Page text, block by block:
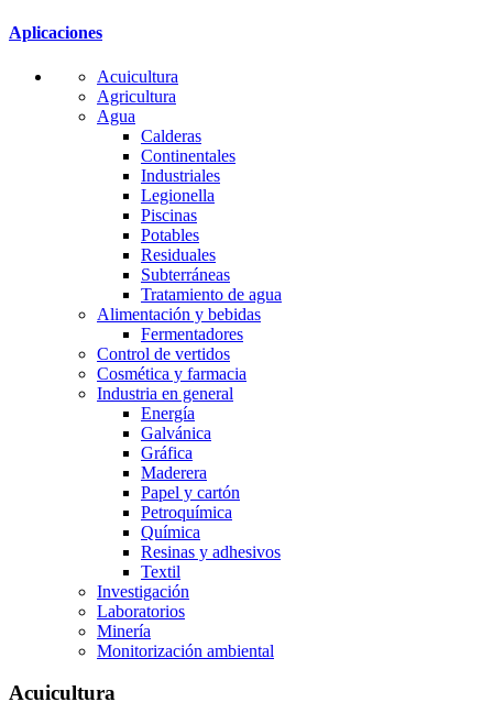
Aplicaciones
Acuicultura
Agricultura
Agua
Calderas
Continentales
Industriales
Legionella
Piscinas
Potables
Residuales
Subterráneas
Tratamiento de agua
Alimentación y bebidas
Fermentadores
Control de vertidos
Cosmética y farmacia
Industria en general
Energía
Galvánica
Gráfica
Maderera
Papel y cartón
Petroquímica
Química
Resinas y adhesivos
Textil
Investigación
Laboratorios
Minería
Monitorización ambiental
Acuicultura